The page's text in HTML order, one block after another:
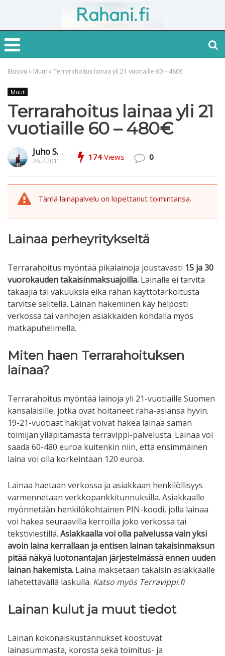
Etusivu » Muut»Terrarahoitus lainaa yli 21 vuotiaille 60 – 480€
Muut
Terrarahoitus lainaa yli 21
vuotiaille 60 – 480€
Juho S.
26.7.2011 174Views 0
Tämä lainapalvelu on lopettanut toimintansa.
Lainaa perheyritykseltä
Terrarahoitus myöntää pikalainoja joustavasti 15 ja 30
vuorokauden takaisinmaksuajoilla. Lainalle ei tarvita
takaajia tai vakuuksia eikä rahan käyttötarkoitusta
tarvitse selitellä. Lainan hakeminen käy helposti
verkossa tai vanhojen asiakkaiden kohdalla myös
matkapuhelimella.
Miten haen Terrarahoituksen
lainaa?
Terrarahoitus myöntää lainoja yli 21-vuotiaille Suomen
kansalaisille, jotka ovat hoitaneet raha-asiansa hyvin.
19-21-vuotiaat hakijat voivat hakea lainaa saman
toimijan ylläpitämästä terravippi-palvelusta. Lainaa voi
saada 60-480 euroa kuitenkin niin, että ensimmäinen
laina voi olla korkeintaan 120 euroa.
Lainaa haetaan verkossa ja asiakkaan henkilöllisyys
varmennetaan verkkopankkitunnuksilla. Asiakkaalle
myönnetään henkilökohtainen PIN-koodi, jolla lainaa
voi hakea seuraavilla kerroilla joko verkossa tai
tekstiviestillä. Asiakkaalla voi olla palvelussa vain yksi
avoin laina kerrallaan ja entisen lainan takaisinmaksun
pitää näkyä luotonantajan järjestelmässä ennen uuden
lainan hakemista. Laina maksetaan takaisin asiakkaalle
lähetettävällä laskulla. Katso myös Terravippi.fi
Lainan kulut ja muut tiedot
Lainan kokonaiskustannukset koostuvat
lainasummasta, korosta sekä toimitus- ja